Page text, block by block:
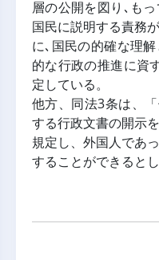
層の公開を図り､も
国民に説明する責務
に､国民の的確な理
的な行政の推進に資
定している。
他方、同法3条は、
する行政文書の開示
規定し、外国人であ
することができるとし